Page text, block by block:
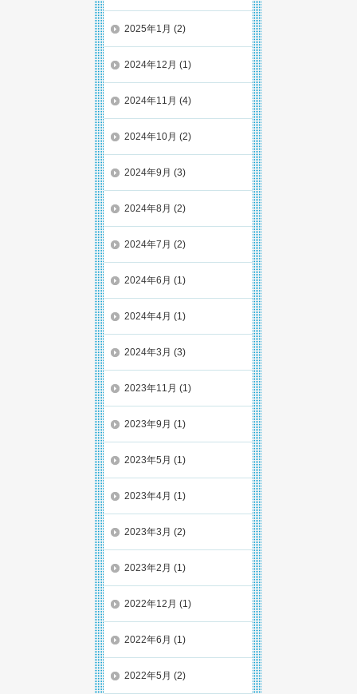
2025年1月 (2)
2024年12月 (1)
2024年11月 (4)
2024年10月 (2)
2024年9月 (3)
2024年8月 (2)
2024年7月 (2)
2024年6月 (1)
2024年4月 (1)
2024年3月 (3)
2023年11月 (1)
2023年9月 (1)
2023年5月 (1)
2023年4月 (1)
2023年3月 (2)
2023年2月 (1)
2022年12月 (1)
2022年6月 (1)
2022年5月 (2)